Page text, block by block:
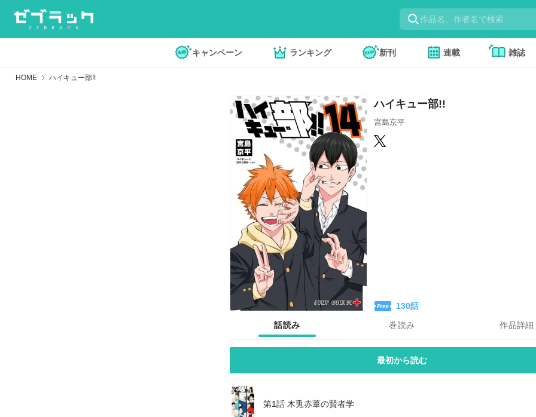
キャンペーン ランキング 新刊 連載 雑誌
HOME ハイキュー部!!
ハイキュー部!!
宮島京平
130話
話読み
巻読み 作品詳細
最初から読む
第1話 木兎赤葦の賢者学